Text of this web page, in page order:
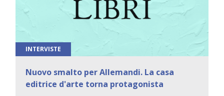
INTERVISTE
Nuovo smalto per Allemandi. La casa
editrice d'arte torna protagonista